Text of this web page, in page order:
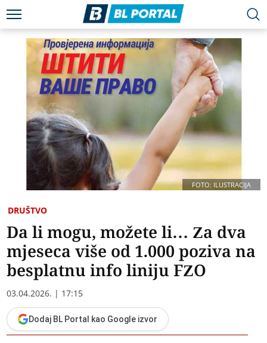
FOTO: ILUSTRACIJA
DRUŠTVO
Da li mogu, možete li… Za dva
mjeseca više od 1.000 poziva na
besplatnu info liniju FZO
03.04.2026. | 17:15
Dodaj BL Portal kao Google izvor